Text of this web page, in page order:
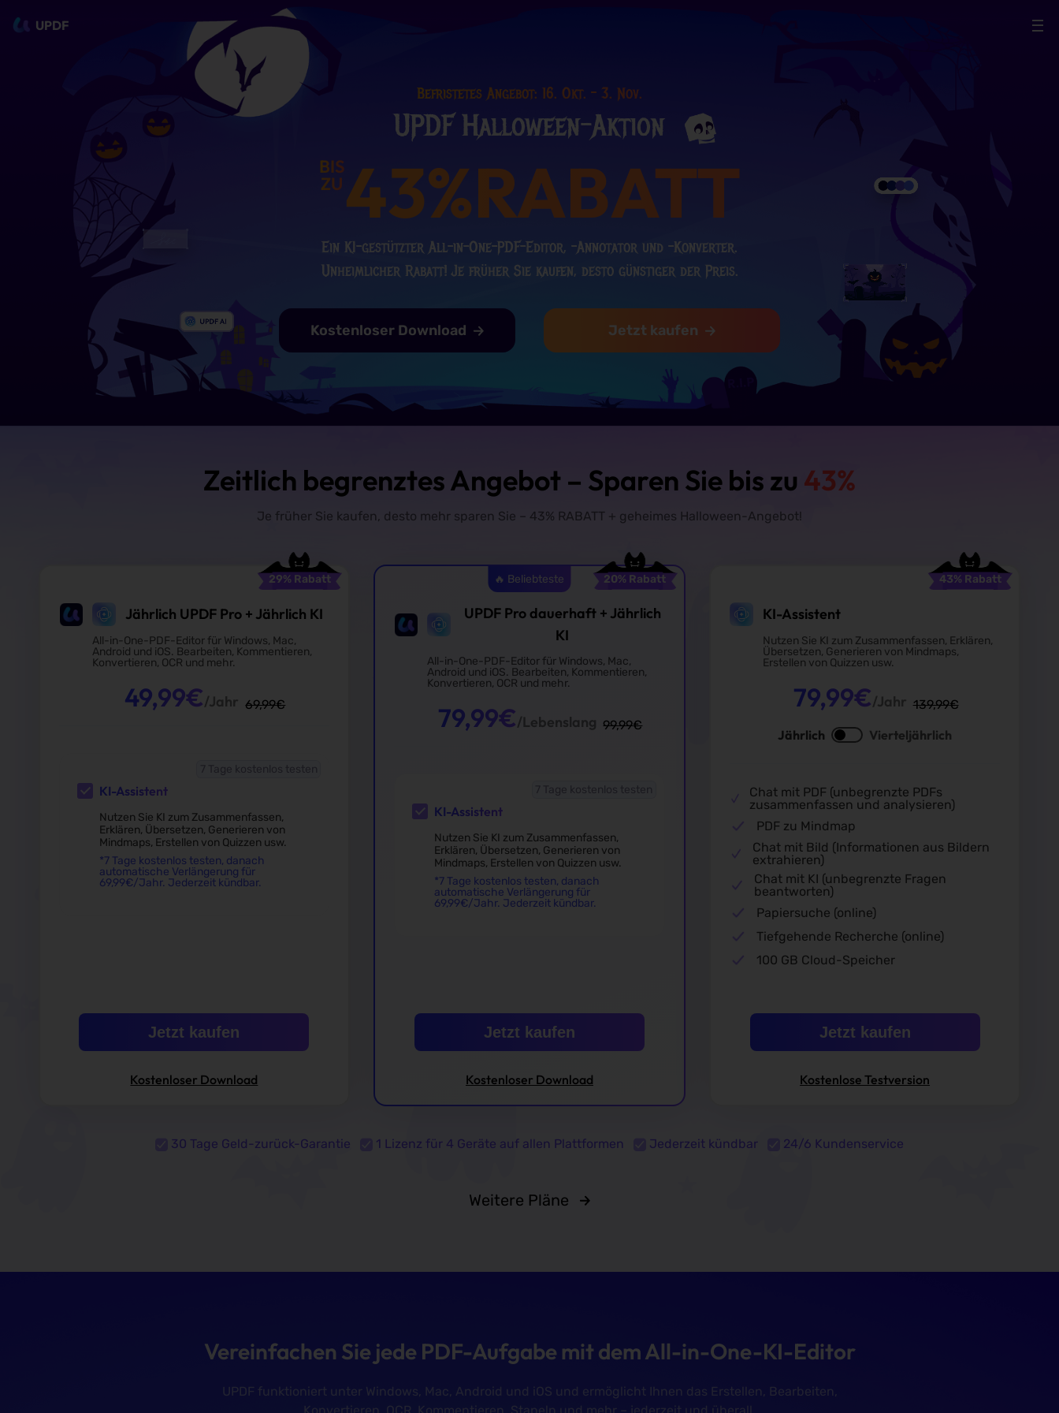
UPDF
Befristetes Angebot: 16. Okt. – 3. Nov.
UPDF Halloween-Aktion
BIS
ZU 43%RABATT
Ein KI-gestützter All-in-One-PDF-Editor, -Annotator und -Konverter.
Unheimlicher Rabatt! Je früher Sie kaufen, desto günstiger der Preis.
Kostenloser Download Jetzt kaufen
Zeitlich begrenztes Angebot – Sparen Sie bis zu 43%
Je früher Sie kaufen, desto mehr sparen Sie – 43% RABATT + geheimes Halloween-Angebot!
29% Rabatt
Jährlich UPDF Pro + Jährlich KI
All-in-One-PDF-Editor für Windows, Mac,
Android und iOS. Bearbeiten, Kommentieren,
Konvertieren, OCR und mehr.
49,99€/Jahr 69,99€
KI-Assistent
Nutzen Sie KI zum Zusammenfassen,
Erklären, Übersetzen, Generieren von
Mindmaps, Erstellen von Quizzen usw.
*7 Tage kostenlos testen, danach
automatische Verlängerung für
69,99€/Jahr. Jederzeit kündbar.
Jetzt kaufen
Kostenloser Download
🔥 Beliebteste 20% Rabatt
UPDF Pro dauerhaft + Jährlich
KI
All-in-One-PDF-Editor für Windows, Mac,
Android und iOS. Bearbeiten, Kommentieren,
Konvertieren, OCR und mehr.
79,99€/Lebenslang 99,99€
KI-Assistent
Nutzen Sie KI zum Zusammenfassen,
Erklären, Übersetzen, Generieren von
Mindmaps, Erstellen von Quizzen usw.
*7 Tage kostenlos testen, danach
automatische Verlängerung für
69,99€/Jahr. Jederzeit kündbar.
Jetzt kaufen
Kostenloser Download
43% Rabatt
KI-Assistent
Nutzen Sie KI zum Zusammenfassen, Erklären,
Übersetzen, Generieren von Mindmaps,
Erstellen von Quizzen usw.
79,99€/Jahr 139,99€
Jährlich Vierteljährlich
Chat mit PDF (unbegrenzte PDFs
zusammenfassen und analysieren)
PDF zu Mindmap
Chat mit Bild (Informationen aus Bildern
extrahieren)
Chat mit KI (unbegrenzte Fragen
beantworten)
Papiersuche (online)
Tiefgehende Recherche (online)
100 GB Cloud-Speicher
Jetzt kaufen
Kostenlose Testversion
30 Tage Geld-zurück-Garantie 1 Lizenz für 4 Geräte auf allen Plattformen Jederzeit kündbar 24/6 Kundenservice
Weitere Pläne
Vereinfachen Sie jede PDF-Aufgabe mit dem All-in-One-KI-Editor
UPDF funktioniert unter Windows, Mac, Android und iOS und ermöglicht Ihnen das Erstellen, Bearbeiten,
Konvertieren, OCR, Kommentieren, Stapeln und mehr – jederzeit und überall.